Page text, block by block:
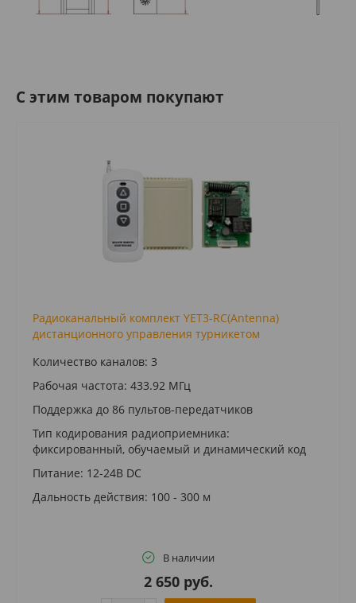
C этим товаром покупают
Радиоканальный комплект YET3-RC(Antenna)
дистанционного управления турникетом
Количество каналов: 3
Рабочая частота: 433.92 МГц
Поддержка до 86 пультов-передатчиков
Тип кодирования радиоприемника:
фиксированный, обучаемый и динамический код
Питание: 12-24В DC
Дальность действия: 100 - 300 м
В наличии
2 650 руб.